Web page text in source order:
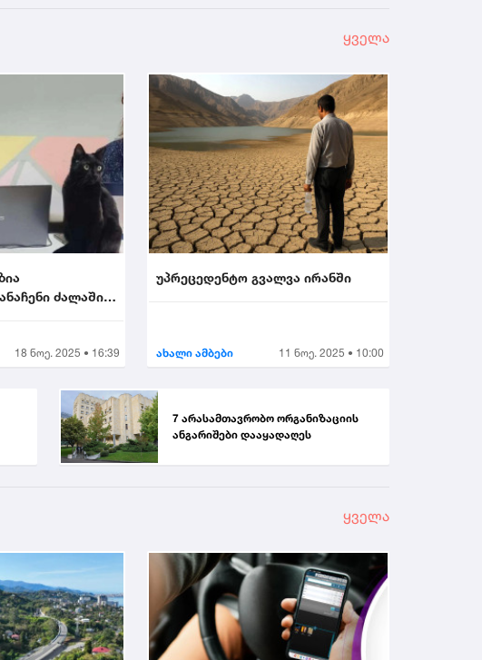
ყველა
ძალაში
18 ნოე. 2025 • 16:39
უპრეცედენტო გვალვა ირანში
ახალი ამბები 11 ნოე. 2025 • 10:00
7 არასამთავრობო ორგანიზაციის
ანგარიშები დააყადაღეს
ყველა